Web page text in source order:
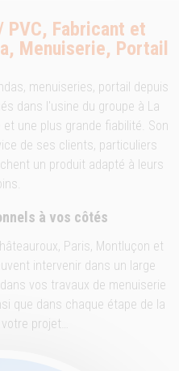
Fabricant et
Menuiserie, Portail
menuiseries, portail depuis
dans l'usine du groupe à La
une plus grande fiabilité. Son
de ses clients, particuliers
un produit adapté à leurs
à vos côtés
Paris, Montluçon et
intervenir dans un large
vos travaux de menuiserie
que dans chaque étape de la
projet…